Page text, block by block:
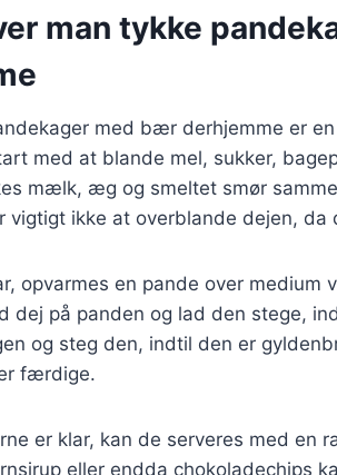
man tykke
med bær derhjemme er
med at blande mel, sukker,
mælk, æg og smeltet smør
ikke at overblande dejen,
opvarmes en pande over
dej på panden og lad den stege,
og steg den, indtil den er
færdige.
er klar, kan de serveres med en
eller endda chokoladechips